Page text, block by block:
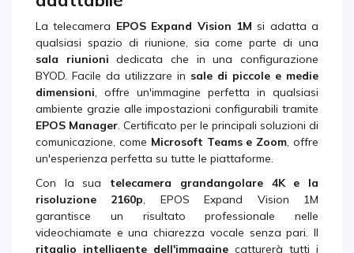
La telecamera EPOS Expand Vision 1M si adatta a
qualsiasi spazio di riunione, sia come parte di una
sala riunioni dedicata che in una configurazione
BYOD. Facile da utilizzare in sale di piccole e medie
dimensioni, offre un'immagine perfetta in qualsiasi
ambiente grazie alle impostazioni configurabili tramite
EPOS Manager. Certificato per le principali soluzioni di
comunicazione, come Microsoft Teams e Zoom, offre
un'esperienza perfetta su tutte le piattaforme.
Con la sua telecamera grandangolare 4K e la
risoluzione 2160p, EPOS Expand Vision 1M
garantisce un risultato professionale nelle
videochiamate e una chiarezza vocale senza pari. Il
ritaglio intelligente dell'immagine catturerà tutti i